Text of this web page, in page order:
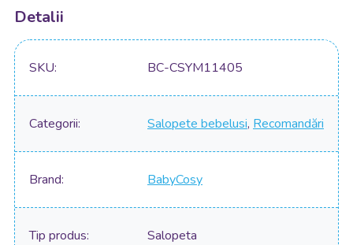
Detalii
SKU BC-CSYM11405
Categorii Salopete bebelusi, Recomandări
Brand BabyCosy
Tip produs Salopeta